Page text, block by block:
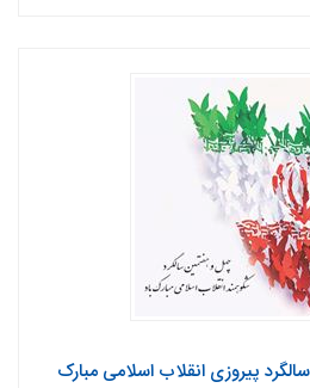
پیروزی انقلاب اسلامی مبارک